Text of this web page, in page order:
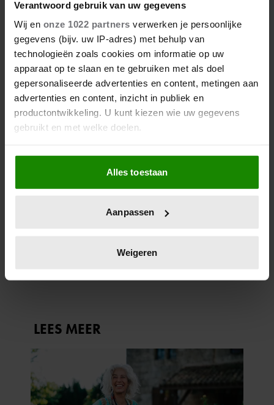
Verantwoord gebruik van uw gegevens
Wij en onze 1022 partners verwerken je persoonlijke
gegevens (bijv. uw IP-adres) met behulp van
technologieën zoals cookies om informatie op uw
apparaat op te slaan en te gebruiken met als doel
gepersonaliseerde advertenties en content, metingen aan
advertenties en content, inzicht in publiek en
productontwikkeling. U kunt kiezen wie uw gegevens
gebruikt en met welke doelen.
Als u het toestaat, willen we ook graag:
Informatie verzamelen over uw geografische
locatie, die tot een paar meter nauwkeurig kan zijn
scannen op specifieke eigenschappen (fingerprinting)
verwerkt en stel uw voorkeuren in het
intrekken in de Cookieverklaring.
personaliseren, om functies voor social media te bieden
informatie over uw gebruik van onze site met onze
partners voor social media, adverteren en analyse. Deze
partners kunnen deze gegevens combineren met andere
informatie die u aan ze heeft verstrekt of die ze hebben
Alles toestaan
Aanpassen
Weigeren
7 augustus 2026
PETER FABER (82) OVERLEDEN:
HIJ STIERF VREDIG IN HET
BIJZIJN VAN ZIJN MEEST
DIERBAREN
6 augustus 2026
NA ‘B&B VOL LIEFDE?’